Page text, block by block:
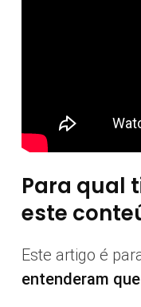
Para qual
este
Este artigo é
entenderam